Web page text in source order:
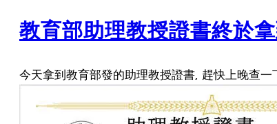
教育部助理教授證書終於
今天拿到教育部發的助理教授證書, 趕快上晚查